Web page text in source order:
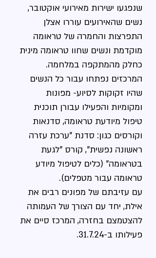
שנפגעו ישירות מאירועי אוקטובר,
נשים שהאירועים עוררו אצלן
התפרצות והחמרה של טראומה
מוקדמת ונשים שחוו טראומה מינית
כחלק מהמתקפה במלחמה.
המרכזים נפתחו עבור כל הנשים
שהיו זקוקות לסיוע- מפונות
ומקומיות והפעילו עבורן תוכנית
טיפול מיודעת טראומה, סדנאות
וקורסים כגון: סדנת "ערכת עזרה
ראשונה נפשית", קורס "לגעת
בטראומה" (כלים לטיפול מיודע
טראומה עבור מטפלים).
עם עזיבתם של מפונים רבים את
אילת, יחד עם הצורך של העמותה
להצטמצם בחזרה, המרכז סיים את
פעילותו ב-31.7.24.